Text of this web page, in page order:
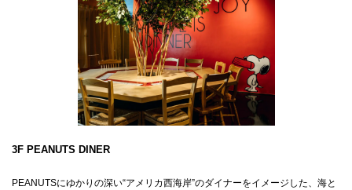
3F PEANUTS DINER
PEANUTSにゆかりの深い“アメリカ西海岸”のダイナーをイメージした、海と